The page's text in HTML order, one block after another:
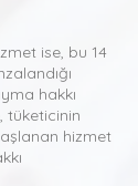
ise, bu 14
hakkı
tüketicinin
hizmet